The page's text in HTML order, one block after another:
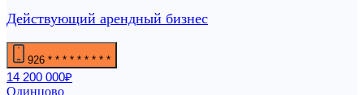
Действующий арендный бизнес
926 * * * * * * * * *
14 200 000₽
Одинцово